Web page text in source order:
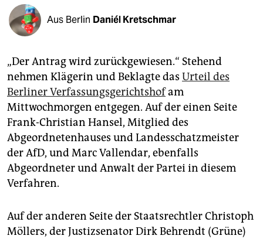
shop
fragen & hilfe
abo
genossenschaft
epaper login
Aus Berlin Daniél Kretschmar
„Der Antrag wird zurückgewiesen.“ Stehend
nehmen Klägerin und Beklagte das Urteil des
Berliner Verfassungsgerichtshofam
Mittwochmorgen entgegen. Auf der einen Seite
Frank-Christian Hansel, Mitglied des
Abgeordnetenhauses und Landesschatzmeister
der AfD, und Marc Vallendar, ebenfalls
Abgeordneter und Anwalt der Partei in diesem
Verfahren.
Auf der anderen Seite der Staatsrechtler Christoph
Möllers, der Justizsenator Dirk Behrendt (Grüne)